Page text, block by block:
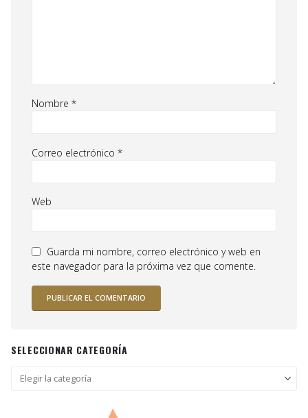
Nombre *
Correo electrónico *
Web
Guarda mi nombre, correo electrónico y web en
este navegador para la próxima vez que comente.
SELECCIONAR CATEGORÍA
Seleccionar
categoría